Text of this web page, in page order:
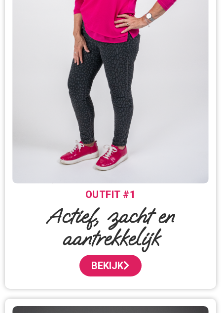
OUTFIT #1
Actief, zacht en
aantrekkelijk
BEKIJK